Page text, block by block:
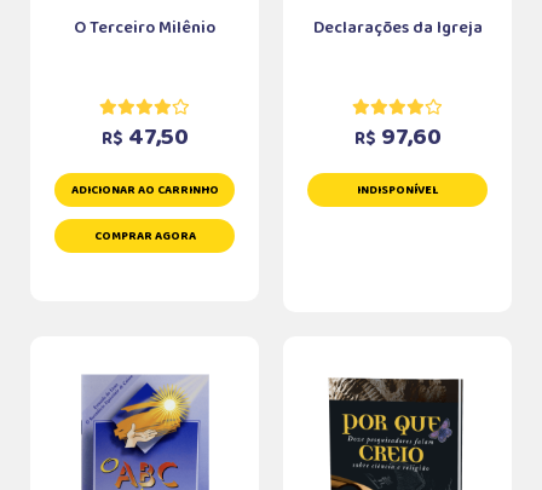
O Terceiro Milênio
R$ 47,50
ADICIONAR AO CARRINHO
COMPRAR AGORA
Declarações da Igreja
R$ 97,60
INDISPONÍVEL